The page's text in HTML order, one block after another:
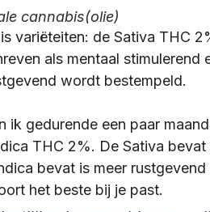
cannabis(olie)
variëteiten: de Sativa THC
als mentaal stimulerend
wordt bestempeld.
ik gedurende een paar
THC 2%. De Sativa
bevat is meer
het beste bij je past.